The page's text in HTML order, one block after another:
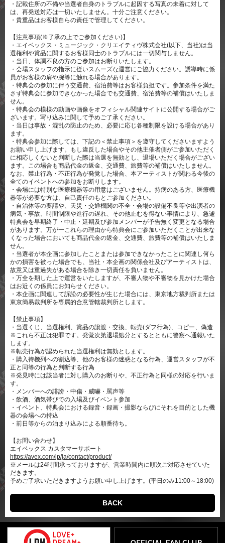
・記載住所の不備や当選者自身のトラブルに起因する写真の未着に対して
は、再発送対応は一切いたしません。十分ご注意ください。
・貴重品はお客様自らの責任で管理してください。
【注意事項(※了承の上でご参加ください)】
・エイベックス・ミュージック・クリエイティヴ株式会社(以下、当社)は当
選権利や賞品に関するお客様同士のトラブルには一切関与しません。
・当日、体調不良の方のご参加はお断りいたします。
・会場スタッフの指示に従いスムーズな運営にご協力ください。誘導時に係
員がお客様の肩や腕等に触れる場合があります。
・特典会の参加に伴う交通費、宿泊費等はお客様負担です。参加条件を満た
さず特典会に参加できなかった場合でも交通費、宿泊費等の補償はいたしま
せん。
・特典会の模様の動画や画像をオフィシャル関連サイトに公開する場合がご
ざいます。写り込みに関して予めご了承ください。
・当日は事故・混乱の防止のため、必要に応じ各種制限を設ける場合があり
ます。
・特典会参加に際しては、下記の＜禁止事項＞を遵守してくださいますよう
お願い申し上げます。もし違反した場合やその他主催者側がご参加いただく
に相応しくないと判断した際は当選を無効とし、退場いただく場合がござい
ます。この場合も商品代金の返金、交通費、旅費等の補償はいたしません。
なお、禁止行為・不正行為が発覚した場合、本アーティストが関わる今後の
全てのイベントへの参加をお断りします。
・会場には特別な医療機器等の用意はございません。持病のある方、医療機
器等が必要な方は、自己責任のもとご参加ください。
・自治体等の要請や、天災・交通機関の不全・会場の設備不良等や出演者の
病気・事故、時間制限や進行の遅れ、その他止むを得ない事情により、急遽
特典会を早期終了・中止・延期及び参加メンバーが予告無く変更となる場合
があります。万が一これらの理由から特典会にご参加いただくことが出来な
くなった場合においても商品代金の返金、交通費、旅費等の補償はいたしま
せん。
・当選者が本企画に参加したことまたは参加できなかったことに関連し何ら
かの損害を被った場合でも、当社・本企画の関係会社及びアーティストは、
故意又は重過失がある場合を除き一切責任を負いません。
・万全を期した上で運営をいたしますが、不審人物や不審物を見かけた場合
はお近くの係員にお知らせください。
・本企画に関連して訴訟の必要性が生じた場合には、東京地方裁判所または
東京簡易裁判所を専属的合意管轄裁判所とします。
【禁止事項】
・当選くじ、当選権利、賞品の譲渡・交換、転売(ダフ行為)、コピー、偽造
※これら不正は犯罪です。発覚次第退場処分とするとともに警察へ通報いた
します。
※転売行為が認められた当選権利は無効とします。
・購入待機列への割込等、他のお客様の迷惑となる行為、運営スタッフが不
正と同等の行為と判断する行為
※発見時には該当者に対し購入のお断りや、不正行為と同様の対応を行いま
す。
・メンバーへの誹謗・中傷・威嚇・罵声等
・飲酒、酒気帯びでの入場及びイベント参加
・イベント、特典会における録音・録画・撮影ならびにそれを目的とした機
器の会場への持込
・前日等からの泊まり込みによる順番待ち。
【お問い合わせ】
エイベックス カスタマーサポート
https://avex.com/jp/ja/contact/product/
※メールは24時間承っておりますが、営業時間内に順次ご対応させていた
だきます。
予めご了承いただきますようお願い申し上げます。(平日のみ11:00～18:00)
BACK